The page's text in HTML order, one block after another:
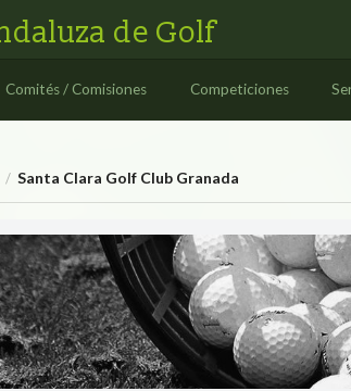
de Golf
Comités / Comisiones Competiciones
/ Santa Clara Golf Club Granada
Granada